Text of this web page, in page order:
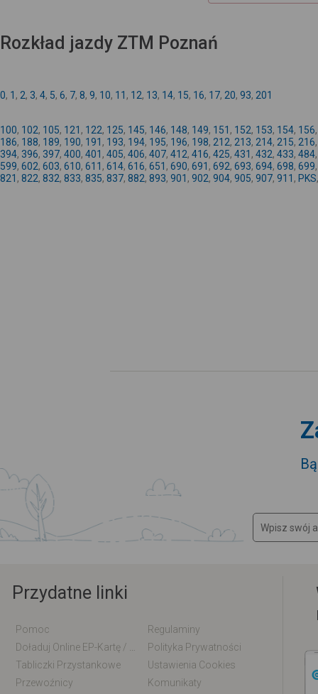
Rozkład jazdy ZTM Poznań
0, 1 , 2, 3, 4, 5, 6, 7, 8, 9, 10, 11 , 12, 13, 14, 15, 16, 17, 20, 93, 201
100, 102, 105, 121 , 122, 125, 145, 146, 148, 149, 151 , 152, 153, 154, 156
186, 188, 189, 190, 191 , 193, 194, 195, 196, 198, 212, 213, 214, 215, 216
394, 396, 397, 400, 401 , 405, 406, 407, 412, 416, 425, 431 , 432, 433, 484
599, 602, 603, 610, 611 , 614, 616, 651 , 690, 691 , 692, 693, 694, 698, 699
821 , 822, 832, 833, 835, 837, 882, 893, 901 , 902, 904, 905, 907, 911 , PKS
Przydatne linki
Pomoc
Regulaminy
Polityka Prywatności
Tabliczki Przystankowe
Ustawienia Cookies
Przewoźnicy
Komunikaty